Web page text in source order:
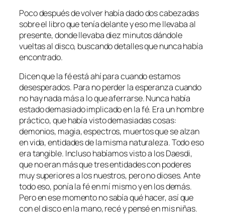
Poco después de volver había dado dos cabezadas
sobre el libro que tenía delante y eso me llevaba al
presente, donde llevaba diez minutos dándole
vueltas al disco, buscando detalles que nunca había
encontrado.
Dicen que la fé está ahí para cuando estamos
desesperados. Para no perder la esperanza cuando
no hay nada más a lo que aferrarse. Nunca había
estado demasiado implicado en la fé. Era un hombre
práctico, que había visto demasiadas cosas:
demonios, magia, espectros, muertos que se alzan
en vida, entidades de la misma naturaleza. Todo eso
era tangible. Incluso habíamos visto a los Daesdi,
que no eran más que tres entidades con poderes
muy superiores a los nuestros, pero no dioses. Ante
todo eso, ponía la fé en mí mismo y en los demás.
Pero en ese momento no sabía qué hacer, así que
con el disco en la mano, recé y pensé en mis niñas.